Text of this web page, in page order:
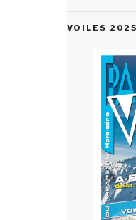
VOILES